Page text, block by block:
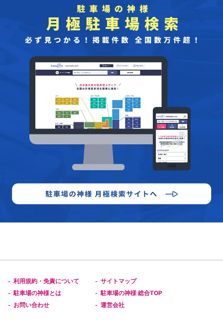
- 利用規約・免責について - サイトマップ
- 駐車場の神様とは - 駐車場の神様 総合TOP
- お問い合わせ - 運営会社